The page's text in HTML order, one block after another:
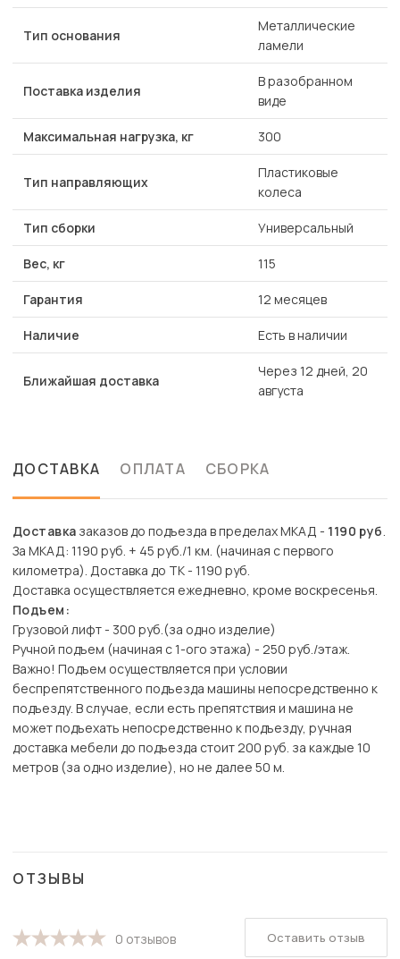
Тип основания
Металлические
ламели
Поставка изделия
В разобранном
виде
Максимальная нагрузка, кг 300
Тип направляющих
Пластиковые
колеса
Тип сборки Универсальный
Вес, кг 115
Гарантия 12 месяцев
Наличие Есть в наличии
Ближайшая доставка
Через 12 дней, 20
августа
ДОСТАВКА ОПЛАТА СБОРКА
Доставка заказов до подъезда в пределах МКАД - 1190 руб.
За МКАД: 1190 руб. + 45 руб./1 км. (начиная с первого
километра). Доставка до ТК - 1190 руб.
Доставка осуществляется ежедневно, кроме воскресенья.
Подъем:
Грузовой лифт - 300 руб.(за одно изделие)
Ручной подъем (начиная с 1-ого этажа) - 250 руб./этаж.
Важно! Подъем осуществляется при условии
беспрепятственного подъезда машины непосредственно к
подъезду. В случае, если есть препятствия и машина не
может подъехать непосредственно к подъезду, ручная
доставка мебели до подъезда стоит 200 руб. за каждые 10
метров (за одно изделие), но не далее 50 м.
ОТЗЫВЫ
0 отзывов Оставить отзыв